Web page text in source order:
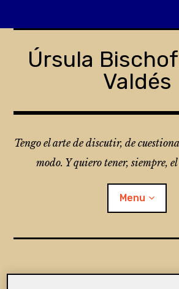
contentÚrsula
Valdés
Tengo el arte de discutir, de
modo. Y quiero tener, siempre,
Menu